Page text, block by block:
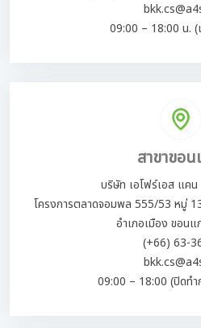
09:00 – 18:00 น. (
สาขาขอ
บริษัท เอโฟร์เอส แค
โครงการตลาดจอมพล 555/53 หมู่
อำเภอเมือง ขอน
(+66) 63-
09:00 – 18:00 (ปิดท